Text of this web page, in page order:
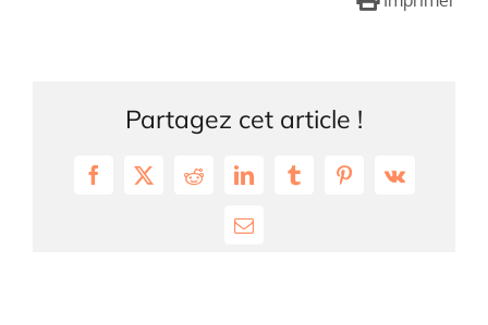
Partagez cet article !
Facebook
X RedditLinkedInTumblrPinterest
Vk
Email